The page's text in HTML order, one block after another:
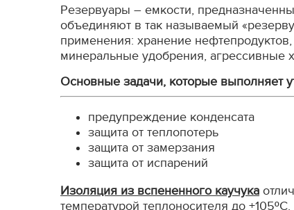
Резервуары – емкости,
объединяют в так называемый
применения: хранение
минеральные удобрения, агрессивные
Основные задачи, которые выполняет
предупреждение конденсата
защита от теплопотерь
защита от замерзания
защита от испарений
Изоляция из вспененного каучука
температурой теплоносителя до +105ºС.